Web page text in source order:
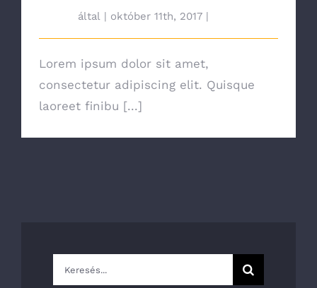
által | október 11th, 2017 |
Lorem ipsum dolor sit amet,
consectetur adipiscing elit. Quisque
laoreet finibu [...]
Keresés...